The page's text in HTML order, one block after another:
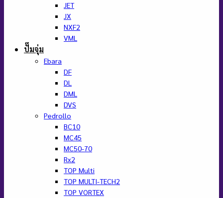
JET
JX
NXF2
VML
ปั๊มจุ่ม
Ebara
DF
DL
DML
DVS
Pedrollo
BC10
MC45
MC50-70
Rx2
TOP Multi
TOP MULTI-TECH2
TOP VORTEX